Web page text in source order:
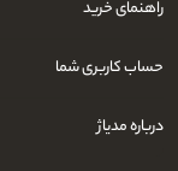
راهنمای خرید
حساب کاربری شما
درباره مدیاژ